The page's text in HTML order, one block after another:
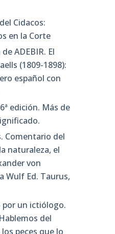
Cidacos:
en la Corte
ADEBIR. El
(1809-1898):
español con
edición. Más de
Comentario del
naturaleza, el
von
Wulf Ed. Taurus,
por un ictiólogo.
del
peces que lo